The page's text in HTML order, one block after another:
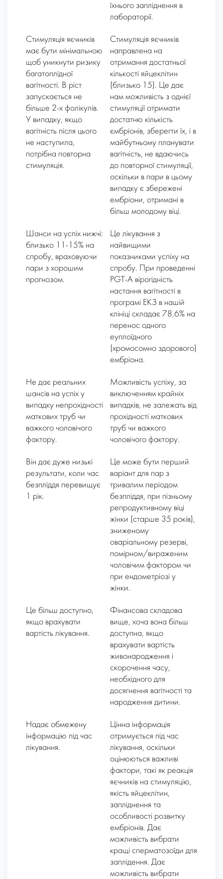
їхнього запліднення в
лабораторії.
Стимуляція яєчників
має бути мінімальною
щоб уникнути ризику
багатоплідної
вагітності. В ріст
запускається не
більше 2-х фолікулів.
У випадку, якщо
вагітність після цього
не наступила,
потрібна повторна
стимуляція.
Стимуляція яєчників
направлена на
отримання достатньої
кількості яйцеклітин
(близько 15). Це дає
нам можливість з однієї
стимуляції отримати
достатню кількість
ємбріонів, зберегти їх, і в
майбутньому планувати
вагітність, не вдаючись
до повторної стимуляції,
оскільки в пари в цьому
випадку є збережені
ембріони, отримані в
більш молодому віці.
Шанси на успіх нижчі:
близько 11-15% на
спробу, враховуючи
пари з хорошим
прогнозом.
Це лікування з
найвищими
показниками успіху на
спробу. При проведенні
PGT-A вірогідність
настання вагітності в
програмі ЕКЗ в нашій
клініці складає 78,6% на
перенос одного
еуплоїдного
(хромосомно здорового)
ембріона.
Не дає реальних
шансів на успіх у
випадку непрохідності
маткових труб чи
важкого чоловічого
фактору.
Можливість успіху, за
виключенням крайніх
випадків, не залежать від
прохідності маткових
труб чи важкого
чоловічого фактору.
Він дає дуже низькі
результати, коли час
безпліддя перевищує
1 рік.
Це може бути перший
варіант для пар з
тривалим періодом
безпліддя, при пізньому
репродуктивному віці
жінки (старше 35 років),
зниженому
оваріальному резерві,
помірном/вираженим
чоловічим фактором чи
при ендометріозі у
жінки.
Це більш доступно,
якщо врахувати
вартість лікування.
Фінансова складова
вище, хоча вона більш
доступна, якщо
врахувати вартість
живонародження і
скорочення часу,
необхідного для
досягнення вагітності та
народження дитини.
Надає обмежену
інформацію під час
лікування.
Цінна інформація
отримується під час
лікування, оскільки
оцінюються важливі
фактори, такі як реакція
яєчників на стимуляцію,
якість яйцеклітин,
запліднення та
особливості розвитку
ембріонів. Дає
можливість вибрати
кращі сперматозоїди для
заплідення. Дає
можливість вибрати